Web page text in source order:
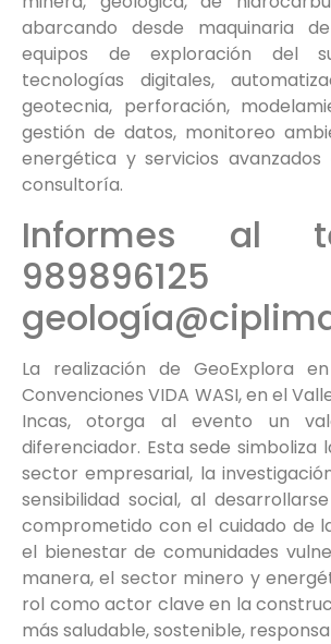
abarcando desde maquinaria
equipos de exploración del
tecnologías digitales,
geotecnia, perforación,
gestión de datos, monitoreo
energética y servicios
consultoría.
Informes al
La realización de GeoExplora
Convenciones VIDA WASI, en el
Incas, otorga al evento un
diferenciador. Esta sede simboliza
sector empresarial, la
sensibilidad social, al
comprometido con el cuidado de
el bienestar de comunidades
manera, el sector minero y
rol como actor clave en la
más saludable, sostenible,